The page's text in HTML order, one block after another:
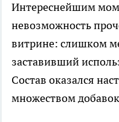
Интереснейшим
невозможность
витрине: слишком
заставивший
Состав оказался
множеством